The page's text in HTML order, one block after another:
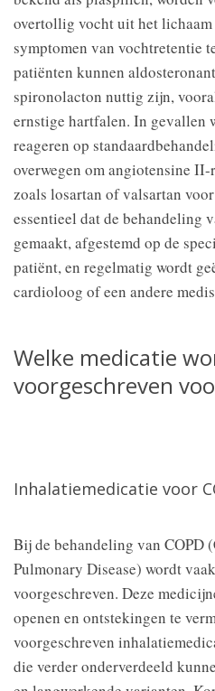
overtollig vocht uit het lichaam
symptomen van vochtretentie
patiënten kunnen
spironolacton nuttig zijn,
ernstige hartfalen. In gevallen
reageren op
overwegen om angiotensine
zoals losartan of valsartan
essentieel dat de behandeling
gemaakt, afgestemd op de
patiënt, en regelmatig wordt
cardioloog of een andere
Welke medicatie
voorgeschreven
Inhalatiemedicatie voor
Bij de behandeling van COPD
Pulmonary Disease) wordt
voorgeschreven. Deze
openen en ontstekingen te
voorgeschreven
die verder onderverdeeld